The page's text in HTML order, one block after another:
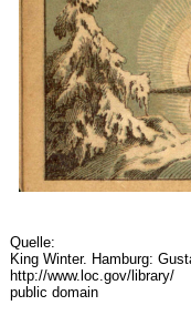
Quelle:
King Winter. Hamburg:
http://www.loc.gov/library/
public domain